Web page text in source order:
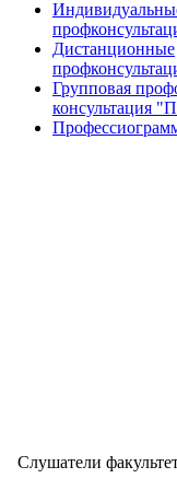
Дистанционные
Групповая
консультация
Слушатели